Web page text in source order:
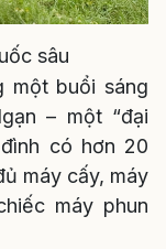
sâu
một buổi sáng
– một “đại
có hơn 20
máy cấy, máy
máy phun